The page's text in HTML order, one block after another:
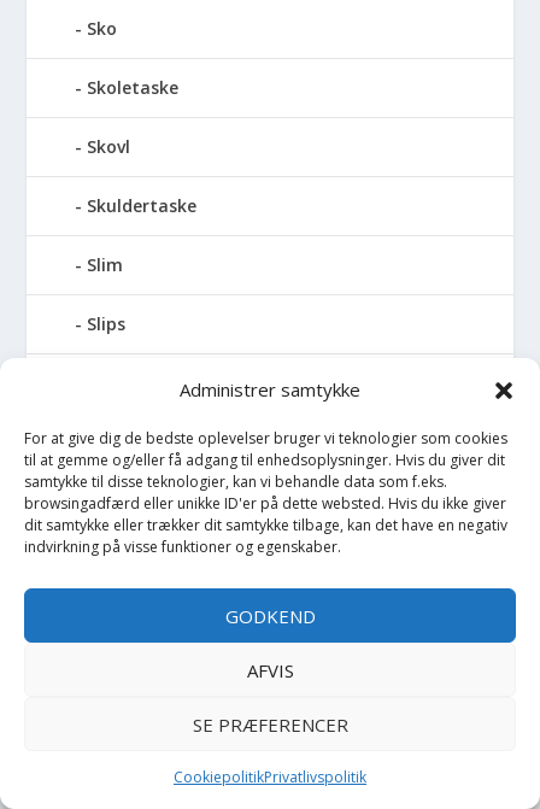
Administrer samtykke
For at give dig de bedste oplevelser bruger vi teknologier som cookies
til at gemme og/eller få adgang til enhedsoplysninger. Hvis du giver dit
samtykke til disse teknologier, kan vi behandle data som f.eks.
browsingadfærd eller unikke ID'er på dette websted. Hvis du ikke giver
dit samtykke eller trækker dit samtykke tilbage, kan det have en negativ
indvirkning på visse funktioner og egenskaber.
GODKEND
AFVIS
SE PRÆFERENCER
CookiepolitikPrivatlivspolitik
Sko
Skoletaske
Skovl
Skuldertaske
Slim
Slips
Smækbukser
Sminke
Smykker
Smykkeskrin